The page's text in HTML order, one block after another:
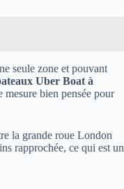
seule zone et pouvant
Uber Boat à
mesure bien pensée pour
la grande roue London
rapprochée, ce qui est un